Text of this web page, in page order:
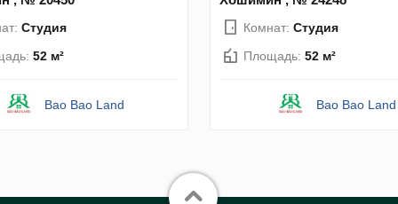
Студия
52 м²
Bao Bao Land
Комнат: Студия
Площадь: 52 м²
Bao Bao Land